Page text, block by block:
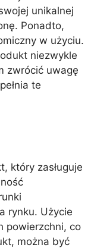
unikalnej
Ponadto,
w użyciu.
niezwykle
zwrócić uwagę
te
który zasługuje
rynku. Użycie
powierzchni, co
można być